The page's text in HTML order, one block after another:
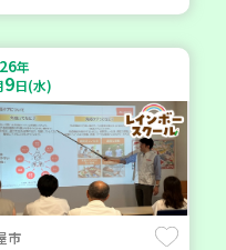
年
9日(水)
市